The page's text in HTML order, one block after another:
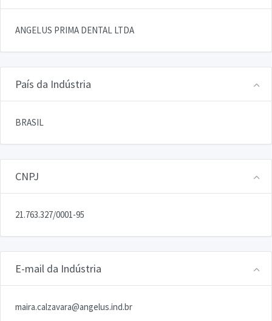
ANGELUS PRIMA DENTAL LTDA
País da Indústria
BRASIL
CNPJ
21.763.327/0001-95
E-mail da Indústria
maira.calzavara@angelus.ind.br